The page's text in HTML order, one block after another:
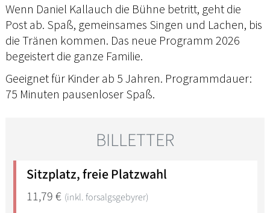
Wenn Daniel Kallauch die Bühne betritt, geht die
Post ab. Spaß, gemeinsames Singen und Lachen, bis
die Tränen kommen. Das neue Programm 2026
begeistert die ganze Familie.
Geeignet für Kinder ab 5 Jahren. Programmdauer:
75 Minuten pausenloser Spaß.